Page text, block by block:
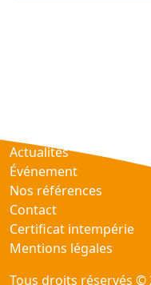
Actualités
Événement
Nos références
Contact
Certificat intempérie
Mentions légales
Tous droits réservés ©